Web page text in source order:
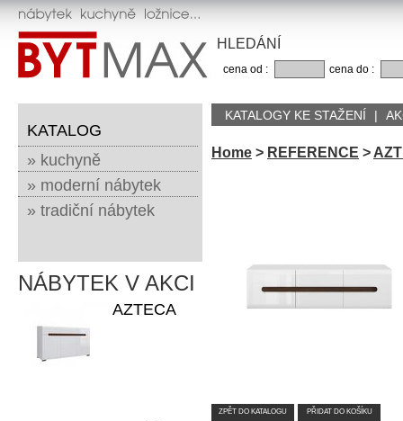
HLEDÁNÍ
cena od : cena do :
KATALOG
» kuchyně
» moderní nábytek
» tradiční nábytek
NÁBYTEK V AKCI
AZTECA
KATALOGY KE STAŽENÍ |
Home > REFERENCE >
ZPĚT DO KATALOGU PŘIDAT DO KOŠÍKU